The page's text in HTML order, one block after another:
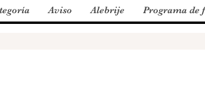
Aviso Alebrije Programa de